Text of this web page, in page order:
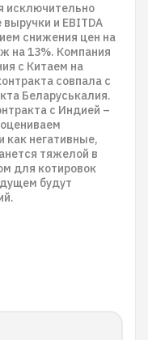
исключительно
и EBITDA
снижения цен на
на 13%. Компания
с Китаем на
совпала с
Беларуськалия.
с Индией –
как негативные,
тяжелой в
для котировок
будут